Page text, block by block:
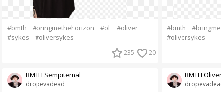
#bmth #bringmethehorizon #oli
#oliver
#sykes
#oliversykes
235 20
dropevadead
BMTH Sempiternal
#bmth
#oliversykes
BMTH